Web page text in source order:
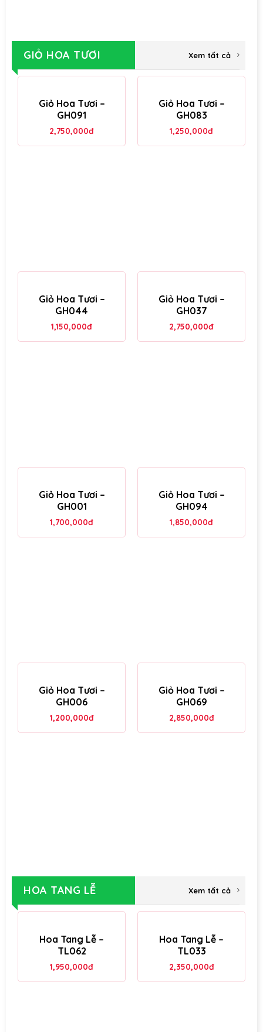
GIỎ HOA TƯƠI Xem tất cả
Giỏ Hoa Tươi –
GH091
2,750,000đ
Giỏ Hoa Tươi –
GH083
1,250,000đ
Giỏ Hoa Tươi –
GH044
1,150,000đ
Giỏ Hoa Tươi –
GH037
2,750,000đ
Giỏ Hoa Tươi –
GH001
1,700,000đ
Giỏ Hoa Tươi –
GH094
1,850,000đ
Giỏ Hoa Tươi –
GH006
1,200,000đ
Giỏ Hoa Tươi –
GH069
2,850,000đ
HOA TANG LỄ Xem tất cả
Hoa Tang Lễ –
TL062
1,950,000đ
Hoa Tang Lễ –
TL033
2,350,000đ